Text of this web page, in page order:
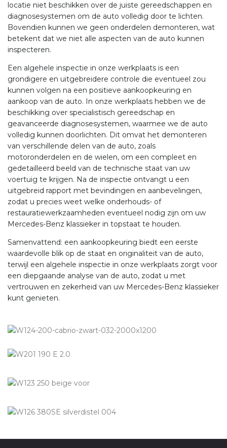
locatie niet beschikken over de juiste gereedschappen en
diagnosesystemen om de auto volledig door te lichten.
Bovendien kunnen we geen onderdelen demonteren, wat
betekent dat we niet alle aspecten van de auto kunnen
inspecteren.
Een algehele inspectie in onze werkplaats is een
grondigere en uitgebreidere controle die eventueel zou
kunnen volgen na een positieve aankoopkeuring en
aankoop van de auto. In onze werkplaats hebben we de
beschikking over specialistisch gereedschap en
geavanceerde diagnosesystemen, waarmee we de auto
volledig kunnen doorlichten. Dit omvat het demonteren
van verschillende delen van de auto, zoals
motoronderdelen en de wielen, om een compleet en
gedetailleerd beeld van de technische staat van uw
voertuig te krijgen. Na de inspectie ontvangt u een
uitgebreid rapport met bevindingen en aanbevelingen,
zodat u precies weet welke onderhouds- of
restauratiewerkzaamheden eventueel nodig zijn om uw
Mercedes-Benz klassieker in topstaat te houden.
Samenvattend: een aankoopkeuring biedt een eerste
waardevolle blik op de staat en originaliteit van de auto,
terwijl een algehele inspectie in onze werkplaats zorgt voor
een diepgaande analyse van de auto, zodat u met
vertrouwen en zekerheid van uw Mercedes-Benz klassieker
kunt genieten.